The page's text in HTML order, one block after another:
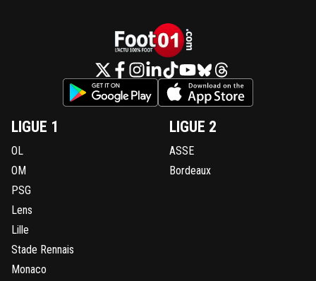
LIGUE 1
OL
OM
PSG
Lens
Lille
Stade Rennais
Monaco
LIGUE 2
ASSE
Bordeaux